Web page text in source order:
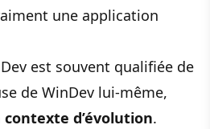
une application
est souvent qualifiée de
de WinDev lui-même,
contexte d’évolution.